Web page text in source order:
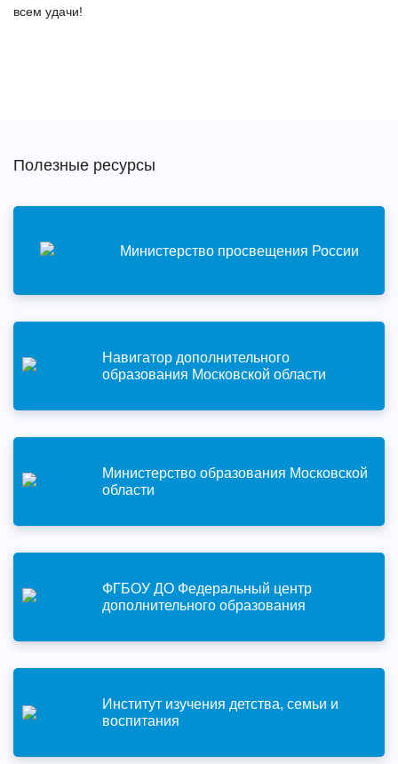
всем удачи!
Полезные ресурсы
Министерство просвещения России
Навигатор дополнительного
образования Московской области
Министерство образования Московской
области
ФГБОУ ДО Федеральный центр
дополнительного образования
Институт изучения детства, семьи и
воспитания